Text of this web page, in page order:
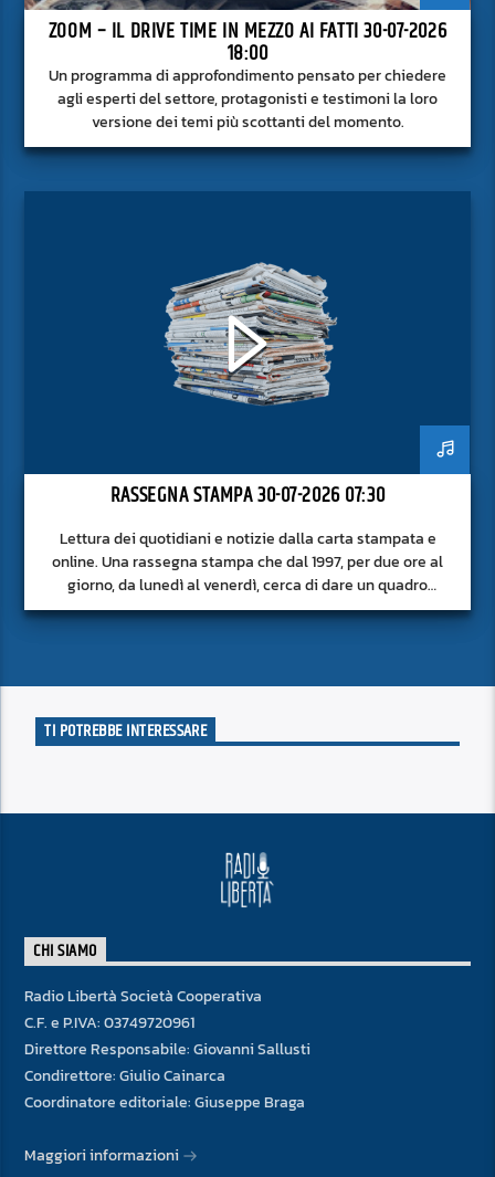
ZOOM – IL DRIVE TIME IN MEZZO AI FATTI 30-07-2026
18:00
Un programma di approfondimento pensato per chiedere
agli esperti del settore, protagonisti e testimoni la loro
versione dei temi più scottanti del momento.
RASSEGNA STAMPA 30-07-2026 07:30
Lettura dei quotidiani e notizie dalla carta stampata e
online. Una rassegna stampa che dal 1997, per due ore al
giorno, da lunedì al venerdì, cerca di dare un quadro
approfondito delle notizie del giorno, senza fermarsi alla
TI POTREBBE INTERESSARE
CHI SIAMO
Radio Libertà Società Cooperativa
C.F. e P.IVA: 03749720961
Direttore Responsabile: Giovanni Sallusti
Condirettore: Giulio Cainarca
Coordinatore editoriale: Giuseppe Braga
Maggiori informazioni